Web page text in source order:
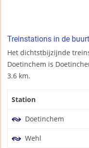
Treinstations in de
Het dichtstbijzijnde
Doetinchem is
3.6 km.
Station
Doetinchem
Wehl